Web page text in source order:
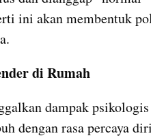
ini akan membentuk
di Rumah
dampak
dengan rasa percaya